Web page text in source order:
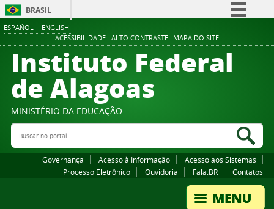
ESPAÑOL ENGLISH
ACESSIBILIDADE ALTO CONTRASTE MAPA DO SITE
BRASIL
Comunica BR
Participe
Canais
Instituto Federal
de Alagoas
MINISTÉRIO DA EDUCAÇÃO
Buscar no portal
Governança Acesso à Informação
Acesso aos Sistemas
Processo Eletrônico
Ouvidoria Fala.BR Contatos